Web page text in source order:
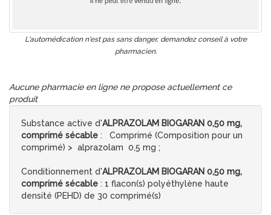
L'automédication n'est pas sans danger, demandez conseil à votre
pharmacien.
Aucune pharmacie en ligne ne propose actuellement ce
produit
Substance active d'ALPRAZOLAM BIOGARAN 0,50 mg,
comprimé sécable : Comprimé (Composition pour un
comprimé) > alprazolam 0,5 mg ;
Conditionnement d'ALPRAZOLAM BIOGARAN 0,50 mg,
comprimé sécable : 1 flacon(s) polyéthylène haute
densité (PEHD) de 30 comprimé(s)